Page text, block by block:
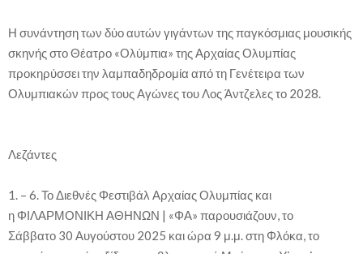
Η συνάντηση των δύο αυτών γιγάντων της παγκόσμιας μουσικής
σκηνής στο Θέατρο «Ολύμπια» της Αρχαίας Ολυμπίας
προκηρύσσει την λαμπαδηδρομία από τη Γενέτειρα των
Ολυμπιακών προς τους Αγώνες του Λος Άντζελες το 2028.
Λεζάντες
1. – 6. Το Διεθνές Φεστιβάλ Αρχαίας Ολυμπίας και
η ΦΙΛΑΡΜΟΝΙΚΗ ΑΘΗΝΩΝ | «ΦΑ» παρουσιάζουν, το
Σάββατο 30 Αυγούστου 2025 και ώρα 9 μ.μ. στη Φλόκα, το